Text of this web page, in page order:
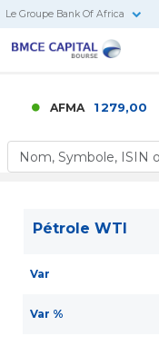
Le Groupe Bank Of Africa
AFMA 1 279,00
Pétrole WTI
Var
Var %